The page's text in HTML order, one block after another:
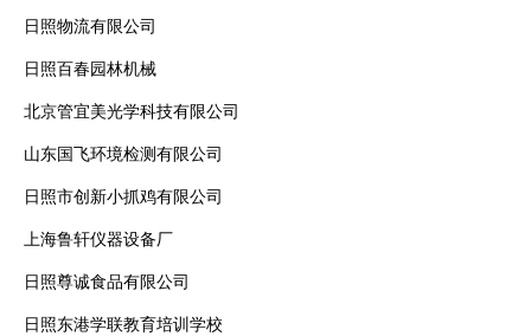
日照物流有限公司
日照百春园林机械
北京管宜美光学科技有限公司
山东国飞环境检测有限公司
日照市创新小抓鸡有限公司
上海鲁轩仪器设备厂
日照尊诚食品有限公司
日照东港学联教育培训学校